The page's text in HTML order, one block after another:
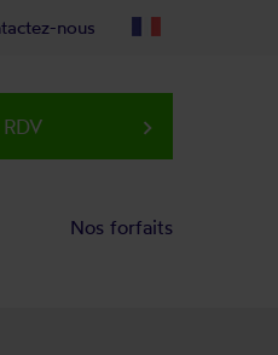
nous
keyboard_arrow_right
Nos forfaits